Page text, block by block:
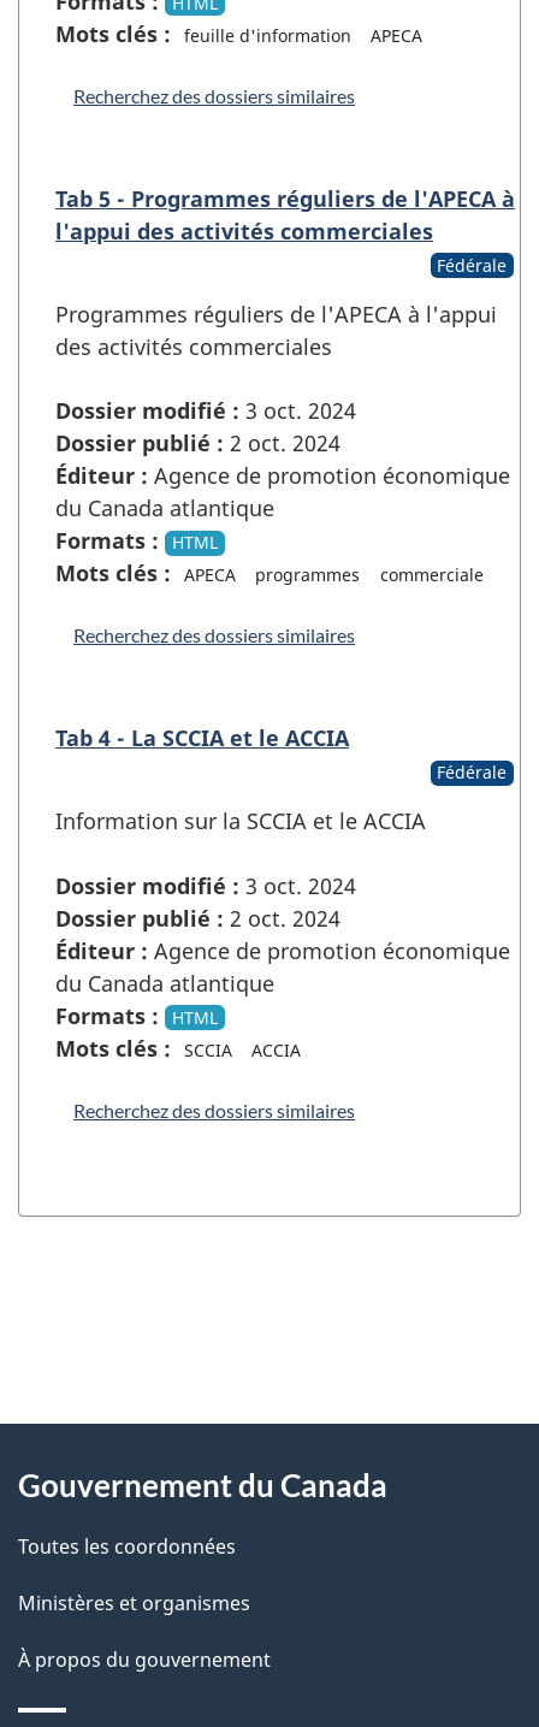
Mots clés : feuille d'information APECA
Recherchez des dossiers similaires
Tab 5 - Programmes réguliers de l'APECA à
l'appui des activités commerciales
Fédérale
Programmes réguliers de l'APECA à l'appui
des activités commerciales
Dossier modifié : 3 oct. 2024
Dossier publié : 2 oct. 2024
Éditeur : Agence de promotion économique
du Canada atlantique
Formats :
HTML
Mots clés : APECA programmes commerciale
Recherchez des dossiers similaires
Tab 4 - La SCCIA et le ACCIA
Fédérale
Information sur la SCCIA et le ACCIA
Dossier modifié : 3 oct. 2024
Dossier publié : 2 oct. 2024
Éditeur : Agence de promotion économique
du Canada atlantique
Formats :
HTML
Mots clés : SCCIA ACCIA
Recherchez des dossiers similaires
D
t
a
l
s
propos
ce
site
Gouvernement du Canada
Toutes les coordonnées
Ministères et organismes
À propos du gouvernement